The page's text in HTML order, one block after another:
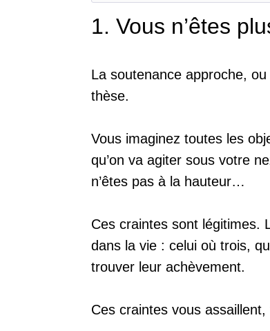
1. Vous n’êtes
La soutenance approche,
thèse.
Vous imaginez toutes les
qu’on va agiter sous votre
n’êtes pas à la hauteur…
Ces craintes sont légitimes.
dans la vie : celui où trois,
trouver leur achèvement.
Ces craintes vous